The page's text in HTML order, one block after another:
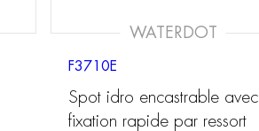
WATERDOT
F3710E
Spot idro encastrable avec
fixation rapide par ressort